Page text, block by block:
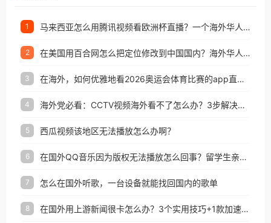
1 马来西亚怎么用腾讯视频看欧洲杯直播？一个海外华人的真实困扰与破解
2 在美国用百合网怎么把定位修改到中国国内？海外华人必备的回国加速指南
3 在海外，如何优雅地看2026奥运会体育比赛的app直播？
4 海外党必看：CCTV视频海外看不了怎么办？3步解决地区限制+追剧自由
5 西瓜视频该地区无法播放怎么办啊？
6 在国外QQ音乐因为版权无法播放怎么回事？留学生亲测有效的解决办法
7 怎么在国外听歌，一台设备就能找回国内的歌单
8 在国外用上游新闻很卡怎么办？3个实用技巧+1款加速器解决海外看国内内容难题